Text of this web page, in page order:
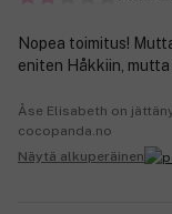
Nopea toimitus!
eniten Håkkiin,
Åse Elisabeth on
cocopanda.no
Näytä alkuperäinen